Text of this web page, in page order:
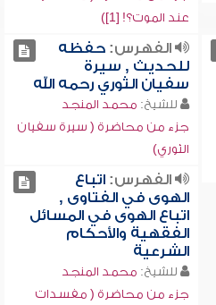
عند الموت؟! [1])
الفهرس:حفظه
للحديث , سيرة
سفيان الثوري رحمه الله
للشيخ: محمد المنجد
جزء من محاضرة ( سيرة سفيان
الثوري)
الفهرس:اتباع
الهوى في الفتاوى ,
اتباع الهوى في المسائل
الفقهية والأحكام
الشرعية
للشيخ: محمد المنجد
جزء من محاضرة ( مفسدات